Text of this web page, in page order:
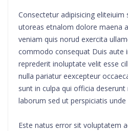
Consectetur adipisicing
utoreas etnalom dolore maena
veniam quis norud exercita
commodo consequat Duis aute
reprederit inoluptate velit esse
nulla pariatur eexcepteur
sunt in culpa qui officia
laborum sed ut perspiciatis unde
Este natus error sit voluptatem